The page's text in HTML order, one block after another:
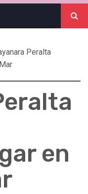
Peralta
en